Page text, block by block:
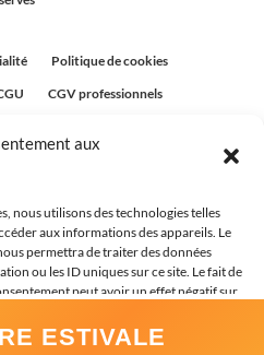
aux
nous utilisons des technologies telles
aux informations des appareils. Le
permettra de traiter des données
ou les ID uniques sur ce site. Le fait de
peut avoir un effet négatif sur
Politique de cookies
CGV professionnels
ESTIVALE